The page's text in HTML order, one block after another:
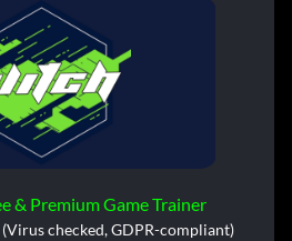
& Premium Game Trainer
checked, GDPR-compliant)